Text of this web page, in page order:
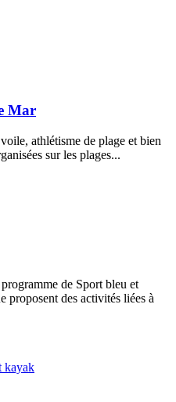
Mar
athlétisme de plage et bien
sur les plages...
de Sport bleu et
proposent des activités liées à